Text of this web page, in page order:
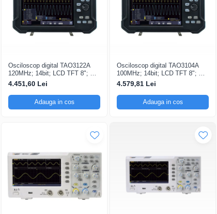
Osciloscop digital TAO3122A
120MHz; 14bit; LCD TFT 8"; Ch:
2; 1Gsps; 40Mpts integrat cu
Măsurători automate
4.451,60 Lei
Adauga in cos
Osciloscop digital TAO3104A
100MHz; 14bit; LCD TFT 8"; Ch:
4; 1Gsps; 40Mpts care permite
Ceas în timp real
4.579,81 Lei
Adauga in cos